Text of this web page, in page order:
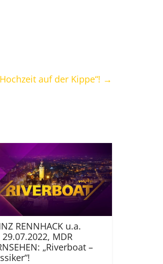
auf der Kippe“! →
RENNHACK u.a.
29.07.2022, MDR
„Riverboat –